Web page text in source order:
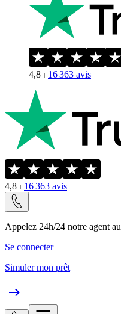
4,8 ⏐ 16 363 avis
4,8 ⏐ 16 363 avis
Appelez 24h/24 notre agent au
Se connecter
Simuler mon prêt